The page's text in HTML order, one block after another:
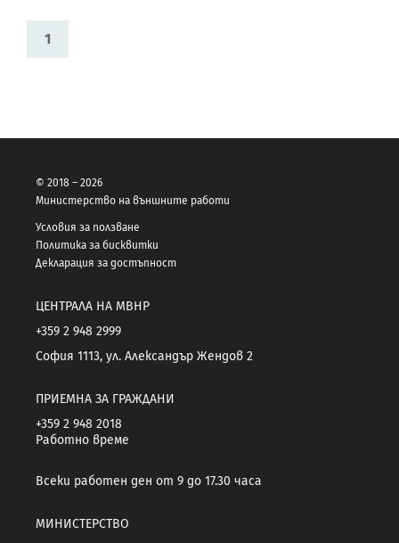
1
© 2018 – 2026
Министерство на външните работи
Условия за ползване
Политика за бисквитки
Декларация за достъпност
ЦЕНТРАЛА НА МВНР
+359 2 948 2999
София 1113, ул. Александър Жендов 2
ПРИЕМНА ЗА ГРАЖДАНИ
+359 2 948 2018
Работно време
Всеки работен ден от 9 до 17.30 часа
МИНИСТЕРСТВО